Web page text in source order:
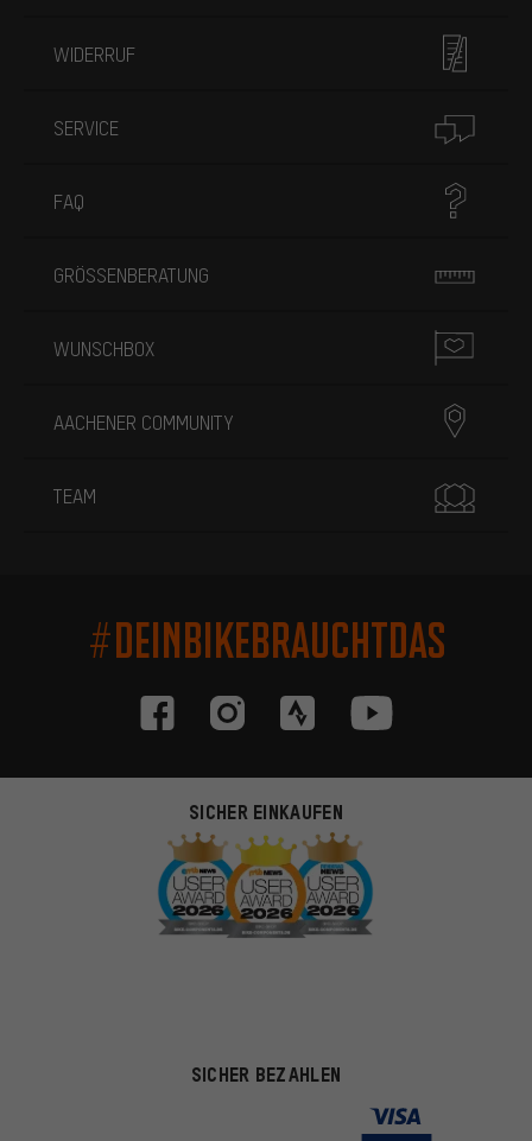
WIDERRUF
SERVICE
FAQ
GRÖSSENBERATUNG
WUNSCHBOX
AACHENER COMMUNITY
TEAM
#DEINBIKEBRAUCHTDAS
SICHER EINKAUFEN
SICHER BEZAHLEN